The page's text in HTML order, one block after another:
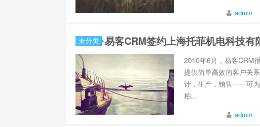
admin
未分类 易客CRM签约上海托菲机电科技有
2010年6月，易客CRM
提供简单高效的客户关
计，生产，销售——可为
柏...
admin